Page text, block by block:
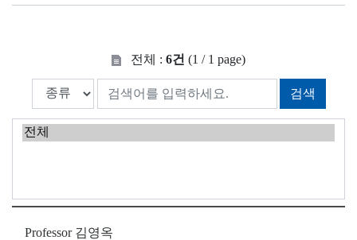
전체 : 6건 (1 / 1 page)
검색
Professor 김영옥